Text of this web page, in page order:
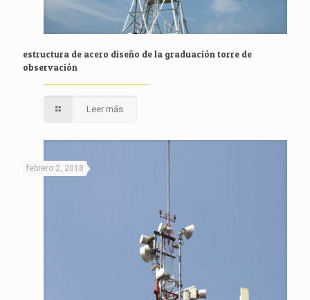
estructura de acero diseño de la graduación torre de
observación
Leer más
febrero 2, 2018